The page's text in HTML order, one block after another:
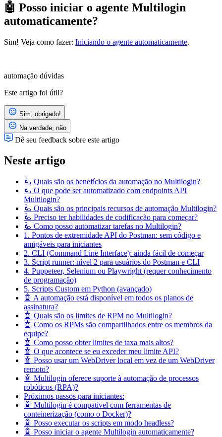
🤖 Posso iniciar o agente Multilogin
automaticamente?
Sim! Veja como fazer: Iniciando o agente automaticamente.
automação dúvidas
Este artigo foi útil?
Sim, obrigado!
Na verdade, não
Dê seu feedback sobre este artigo
Neste artigo
🦾 Quais são os benefícios da automação no Multilogin?
🦾 O que pode ser automatizado com endpoints API
Multilogin?
🦾 Quais são os principais recursos de automação Multilogin?
🦾 Preciso ter habilidades de codificação para começar?
🦾 Como posso automatizar tarefas no Multilogin?
1. Pontos de extremidade API do Postman: sem código e
amigáveis para iniciantes
2. CLI (Command Line Interface): ainda fácil de começar
3. Script runner: nível 2 para usuários do Postman e CLI
4. Puppeteer, Selenium ou Playwright (requer conhecimento
de programação)
5. Scripts Custom em Python (avançado)
🤖 A automação está disponível em todos os planos de
assinatura?
🤖 Quais são os limites de RPM no Multilogin?
🤖 Como os RPMs são compartilhados entre os membros da
equipe?
🤖 Como posso obter limites de taxa mais altos?
🤖 O que acontece se eu exceder meu limite API?
🤖 Posso usar um WebDriver local em vez de um WebDriver
remoto?
🤖 Multilogin oferece suporte à automação de processos
robóticos (RPA)?
Próximos passos para iniciantes:
🤖 Multilogin é compatível com ferramentas de
conteinerização (como o Docker)?
🤖 Posso executar os scripts em modo headless?
🤖 Posso iniciar o agente Multilogin automaticamente?